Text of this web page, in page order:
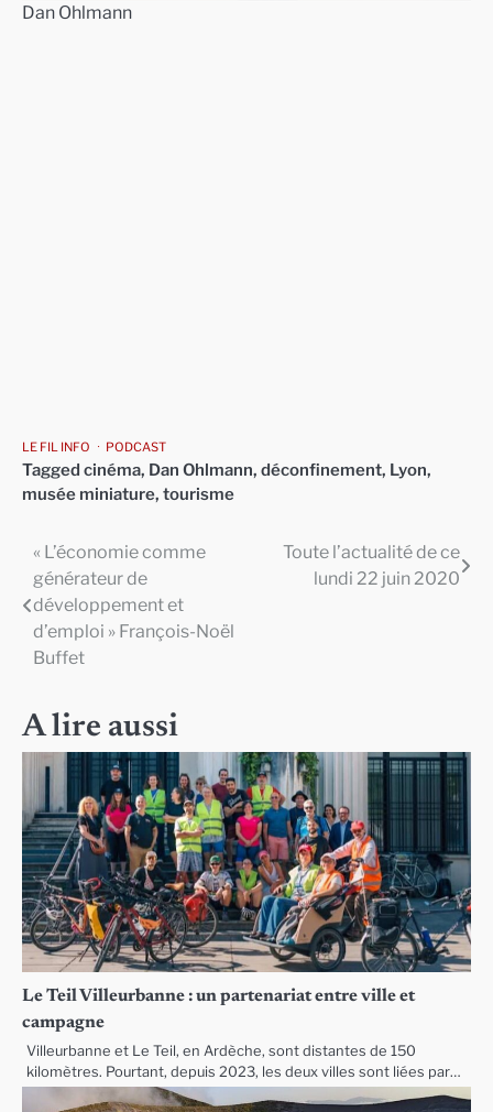
Dan Ohlmann
LE FIL INFO PODCAST
Tagged cinéma, Dan Ohlmann, déconfinement, Lyon,
musée miniature, tourisme
Navigation
de
l’article
« L’économie comme
générateur de
développement et
d’emploi » François-Noël
Buffet
Toute l’actualité de ce
lundi 22 juin 2020
A lire aussi
Le Teil Villeurbanne : un partenariat entre ville et
campagne
Villeurbanne et Le Teil, en Ardèche, sont distantes de 150
kilomètres. Pourtant, depuis 2023, les deux villes sont liées par…